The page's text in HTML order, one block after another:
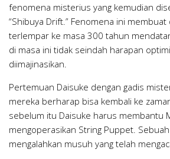
fenomena misterius yang kemudian
“Shibuya Drift.” Fenomena ini
terlempar ke masa 300 tahun
di masa ini tidak seindah harapan
diimajinasikan.
Pertemuan Daisuke dengan gadis
mereka berharap bisa kembali ke
sebelum itu Daisuke harus membantu
mengoperasikan String Puppet.
mengalahkan musuh yang telah